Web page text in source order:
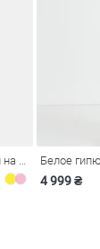
Белое
4 999 ₴